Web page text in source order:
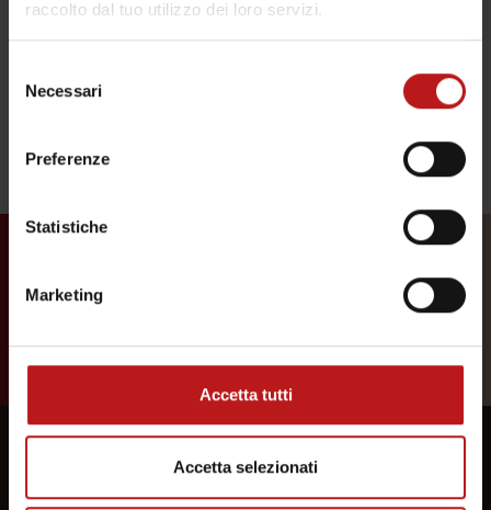
raccolto dal tuo utilizzo dei loro servizi.
delNecessari
Preferenze
Statistiche
Marketing
Accetta tutti
Accetta selezionati
controlli vengono effettuati
periodicamente.